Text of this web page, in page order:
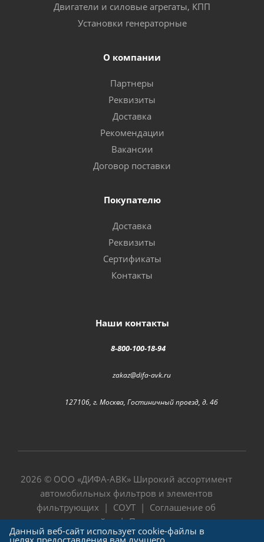
Двигатели и силовые агрегаты, КПП
Установки генераторные
О компании
Партнеры
Реквизиты
Доставка
Рекомендации
Вакансии
Договор поставки
Покупателю
Доставка
Реквизиты
Сертификаты
Контакты
Наши контакты
8-800-100-18-94
zakaz@difa-avk.ru
127106, г. Москва, Гостиничный проезд, д. 4б
2026 © ООО «ДИФА-АВК» Широкий ассортимент
автомобильных фильтров и элементов
фильтрующих | СОУТ | Соглашение об
использовании сайта|Политика в отношении
обработки персональных данных
Данный веб-сайт использует cookie-файлы в
целях предоставления вам лучшего